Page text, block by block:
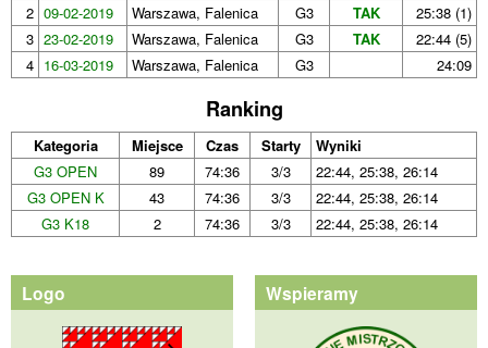
2 09-02-2019 Warszawa, Falenica G3 TAK
25:38 (1)
3 23-02-2019 Warszawa, Falenica G3 TAK
22:44 (5)
4 16-03-2019 Warszawa, Falenica G3 24:09
Ranking
Kategoria Miejsce Czas Starty
Wyniki
G3 OPEN
89 74:36 3/3
22:44, 25:38, 26:14
G3 OPEN K
43 74:36 3/3
22:44, 25:38, 26:14
G3 K18
2 74:36 3/3 22:44, 25:38, 26:14
Logo Wspieramy